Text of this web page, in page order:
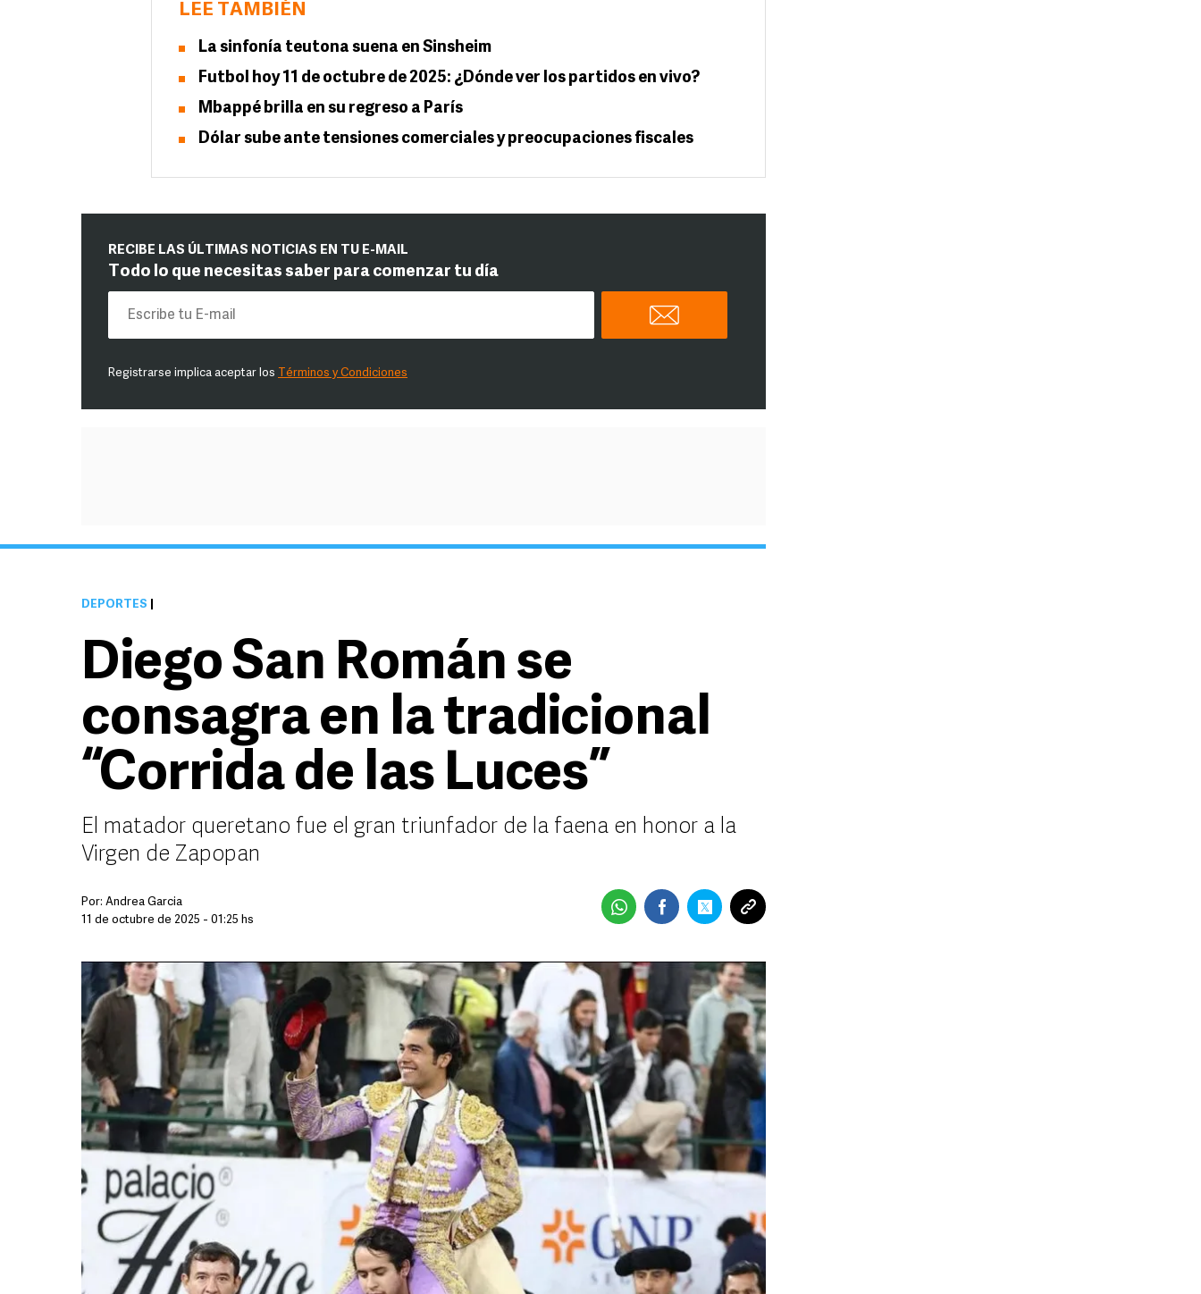
LEE TAMBIÉN
La sinfonía teutona suena en Sinsheim
Futbol hoy 11 de octubre de 2025: ¿Dónde ver los partidos en vivo?
Mbappé brilla en su regreso a París
Dólar sube ante tensiones comerciales y preocupaciones fiscales
RECIBE LAS ÚLTIMAS NOTICIAS EN TU E-MAIL
Todo lo que necesitas saber para comenzar tu día
Registrarse implica aceptar los Términos y Condiciones
DEPORTES
Diego San Román se
consagra en la tradicional
“Corrida de las Luces”
El matador queretano fue el gran triunfador de la faena en honor a la
Virgen de Zapopan
Por: Andrea Garcia
11 de octubre de 2025 - 01:25 hs